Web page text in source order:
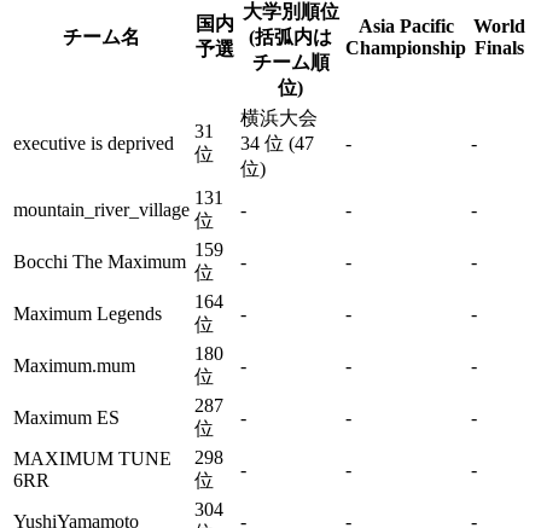
チーム名
国内
予選
大学別順位
(括弧内は
チーム順
位)
Asia Pacific
Championship
World
Finals
executive is deprived
31
位
横浜大会
34 位 (47
位)
- -
mountain_river_village
131
位
- - -
Bocchi The Maximum
159
位
- - -
Maximum Legends
164
位
- - -
Maximum.mum
180
位
- - -
Maximum ES
287
位
- -
-
MAXIMUM TUNE
6RR
298
位
- - -
YushiYamamoto
304
- - -